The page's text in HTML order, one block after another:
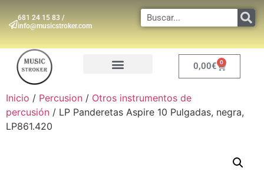
681 24 15 83 /
info@musicstroker.com
0,00€ 0
Inicio / Percusion / Otros instrumentos de
percusión / LP Panderetas Aspire 10 Pulgadas, negra,
LP861.420